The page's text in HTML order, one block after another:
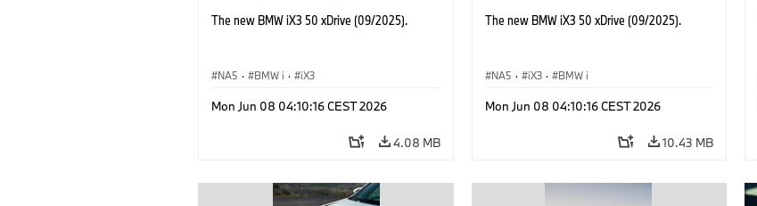
The new BMW iX3 50 xDrive (09/2025).
NA5 · BMW i · iX3
Mon Jun 08 04:10:16 CEST 2026
4.08 MB
The new BMW iX3 50 xDrive (09/2025).
NA5 · iX3 · BMW i
Mon Jun 08 04:10:16 CEST 2026
10.43 MB